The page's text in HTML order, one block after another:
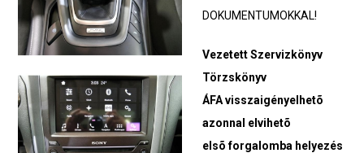
DOKUMENTUMOKKAL!
Vezetett Szervizkönyv
Törzskönyv
ÁFA visszaigényelhetõ
azonnal elvihetõ
elsõ forgalomba helyezés